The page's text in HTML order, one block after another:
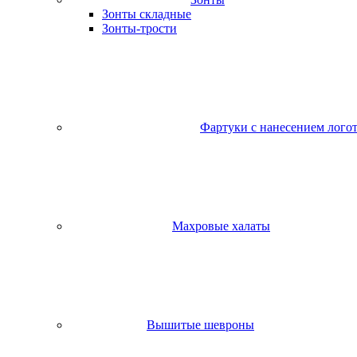
Зонты складные
Зонты-трости
Фартуки с нанесением
Махровые халаты
Вышитые шевроны